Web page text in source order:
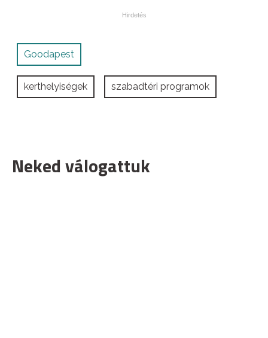
Goodapest
kerthelyiségek szabadtéri programok
Neked válogattuk